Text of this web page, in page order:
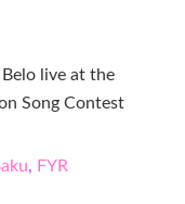
live at the
Song Contest
, FYR